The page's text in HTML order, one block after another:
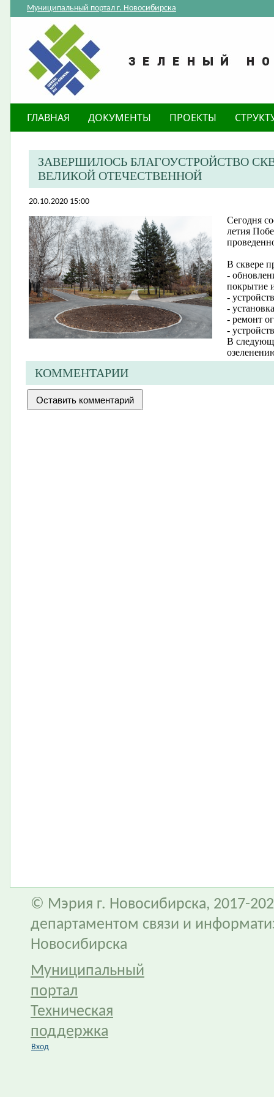
Муниципальный портал г. Новосибирска
ГЛАВНАЯ ДОКУМЕНТЫ ПРОЕКТЫ
ЗАВЕРШИЛОСЬ БЛАГОУСТРОЙСТВО
ВЕЛИКОЙ ОТЕЧЕСТВЕННОЙ
20.10.2020 15:00
Сегодня
летия
В сквере
-
покрытие
-
-
- ремонт
-
В
КОММЕНТАРИИ
© Мэрия г. Новосибирска, 2017-
департаментом связи и
Новосибирска
Муниципальный
портал
Техническая
поддержка
Вход